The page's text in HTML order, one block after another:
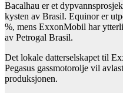
Bacalhau er et
kysten av Brasil. Equinor er
%, mens ExxonMobil har
av Petrogal Brasil.
Det lokale datterselskapet til
Pegasus gassmotorolje vil
produksjonen.